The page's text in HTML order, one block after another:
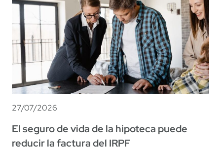
27/07/2026
El seguro de vida de la hipoteca puede
reducir la factura del IRPF